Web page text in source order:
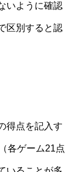
いように確認
区別すると認
得点を記入す
各ゲーム21点